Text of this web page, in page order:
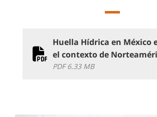
Huella Hídrica en México
el contexto de
PDF 6.33 MB